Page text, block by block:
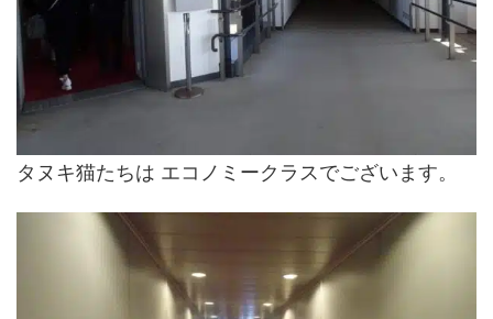
タヌキ猫たちは エコノミークラスでございます。